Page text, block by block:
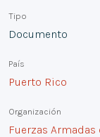
Tipo
Documento
País
Puerto Rico
Organización
Fuerzas Armadas